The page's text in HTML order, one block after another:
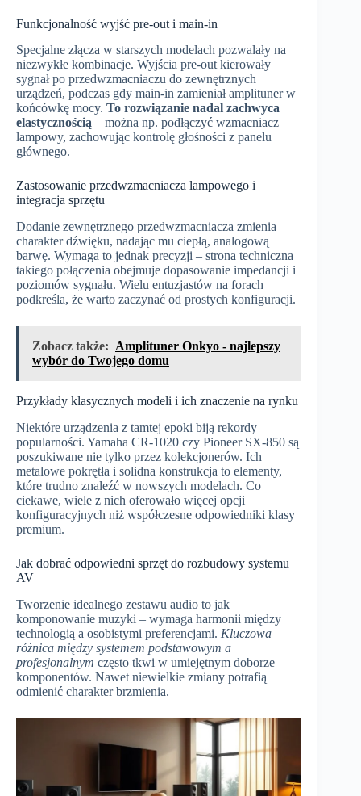
Funkcjonalność wyjść pre-out i main-in
Specjalne złącza w starszych modelach pozwalały na
niezwykłe kombinacje. Wyjścia pre-out kierowały
sygnał po przedwzmacniaczu do zewnętrznych
urządzeń, podczas gdy main-in zamieniał amplituner w
końcówkę mocy. To rozwiązanie nadal zachwyca
elastycznością – można np. podłączyć wzmacniacz
lampowy, zachowując kontrolę głośności z panelu
głównego.
Zastosowanie przedwzmacniacza lampowego i
integracja sprzętu
Dodanie zewnętrznego przedwzmacniacza zmienia
charakter dźwięku, nadając mu ciepłą, analogową
barwę. Wymaga to jednak precyzji – strona techniczna
takiego połączenia obejmuje dopasowanie impedancji i
poziomów sygnału. Wielu entuzjastów na forach
podkreśla, że warto zaczynać od prostych konfiguracji.
Zobacz także: Amplituner Onkyo - najlepszy
wybór do Twojego domu
Przykłady klasycznych modeli i ich znaczenie na rynku
Niektóre urządzenia z tamtej epoki biją rekordy
popularności. Yamaha CR-1020 czy Pioneer SX-850 są
poszukiwane nie tylko przez kolekcjonerów. Ich
metalowe pokrętła i solidna konstrukcja to elementy,
które trudno znaleźć w nowszych modelach. Co
ciekawe, wiele z nich oferowało więcej opcji
konfiguracyjnych niż współczesne odpowiedniki klasy
premium.
Jak dobrać odpowiedni sprzęt do rozbudowy systemu
AV
Tworzenie idealnego zestawu audio to jak
komponowanie muzyki – wymaga harmonii między
technologią a osobistymi preferencjami. Kluczowa
różnica między systemem podstawowym a
profesjonalnym często tkwi w umiejętnym doborze
komponentów. Nawet niewielkie zmiany potrafią
odmienić charakter brzmienia.